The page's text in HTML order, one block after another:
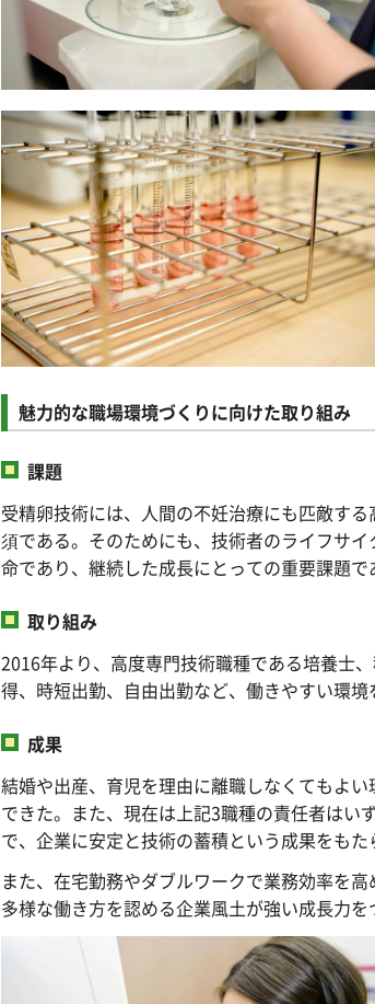
魅力的な職場環境づくりに向けた取り組み
課題
受精卵技術には、人間の不妊治療にも匹敵す
須である。そのためにも、技術者のライフサ
命であり、継続した成長にとっての重要課題で
取り組み
2016年より、高度専門技術職種である培養士
得、時短出勤、自由出勤など、働きやすい環境
成果
結婚や出産、育児を理由に離職しなくてもよ
できた。また、現在は上記3職種の責任者はい
で、企業に安定と技術の蓄積という成果をもた
また、在宅勤務やダブルワークで業務効率を
多様な働き方を認める企業風土が強い成長力を